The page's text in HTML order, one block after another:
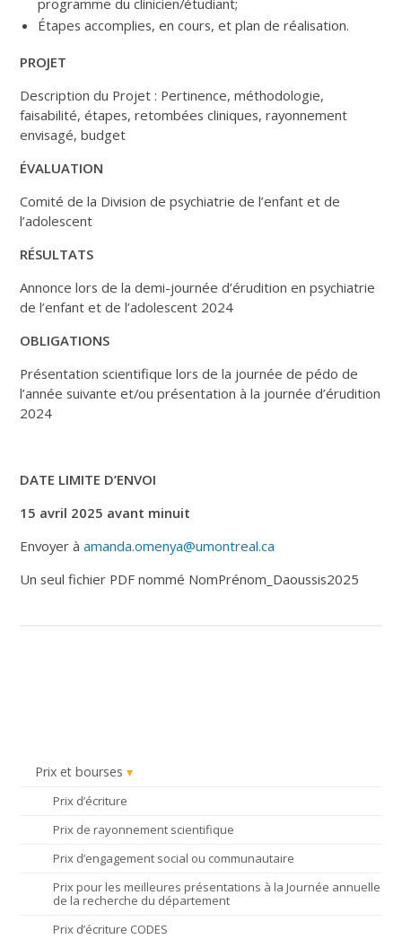
Prix et bourses
Prix d’écriture
Prix de rayonnement scientifique
Prix d’engagement social ou communautaire
Prix pour les meilleures présentations à la Journée annuelle
de la recherche du département
Prix d’écriture CODES
Étapes accomplies, en cours, et plan de réalisation.
PROJET
Description du Projet : Pertinence, méthodologie,
faisabilité, étapes, retombées cliniques, rayonnement
envisagé, budget
ÉVALUATION
Comité de la Division de psychiatrie de l’enfant et de
l’adolescent
RÉSULTATS
Annonce lors de la demi-journée d’érudition en psychiatrie
de l’enfant et de l’adolescent 2024
OBLIGATIONS
Présentation scientifique lors de la journée de pédo de
l’année suivante et/ou présentation à la journée d’érudition
2024
DATE LIMITE D’ENVOI
15 avril 2025 avant minuit
Envoyer àamanda.omenya@umontreal.ca
Un seul fichier PDF nommé NomPrénom_Daoussis2025